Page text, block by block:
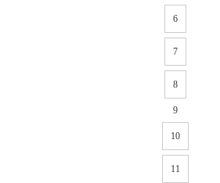
6
7
8
9
10
11